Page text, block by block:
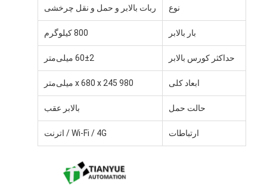
درایو مونتاژ چرخ فرمان AGV
تجهیزات خودکار غیر استاندارد
ربات تجاری
نوع ربات بالابر و حمل و نقل چرخشی
بار بالابر 800 کیلوگرم
حداکثر کورس بالابر 60±2 میلی‌متر
ابعاد کلی 980 x 680 x 245 میلی‌متر
حالت حمل بالابر عقب
ارتباطات Wi-Fi / 4G / اترنت